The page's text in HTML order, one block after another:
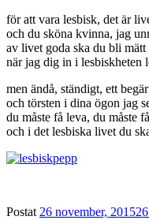
för att vara lesbisk, det är
och du sköna kvinna, jag
av livet goda ska du bli mätt
när jag dig in i lesbiskheten
men ändå, ständigt, ett
och törsten i dina ögon jag
du måste få leva, du måste
och i det lesbiska livet du
Postat 26 november, 2015